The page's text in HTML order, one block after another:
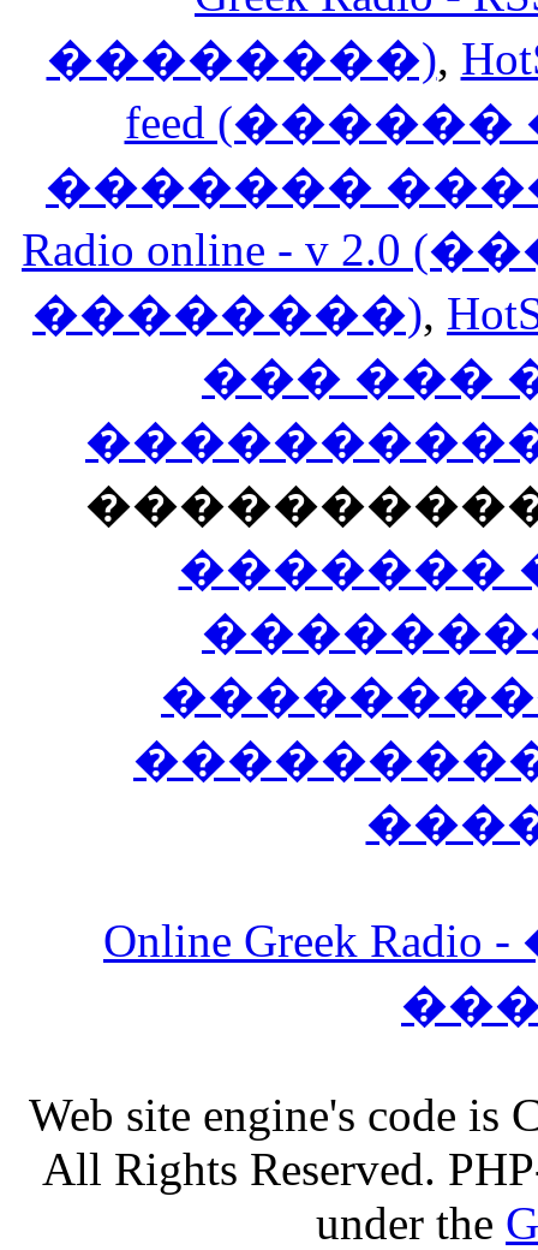
��������),
feed
�������
Radio online - v
��������),
��� ���
�������
Online Greek
Web site engine's code
All Rights Reserved.
under the